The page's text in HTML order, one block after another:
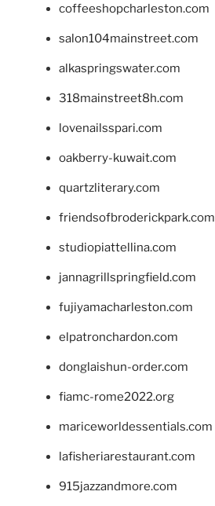
coffeeshopcharleston.com
salon104mainstreet.com
alkaspringswater.com
318mainstreet8h.com
lovenailsspari.com
oakberry-kuwait.com
quartzliterary.com
friendsofbroderickpark.com
studiopiattellina.com
jannagrillspringfield.com
fujiyamacharleston.com
elpatronchardon.com
donglaishun-order.com
fiamc-rome2022.org
mariceworldessentials.com
lafisheriarestaurant.com
915jazzandmore.com